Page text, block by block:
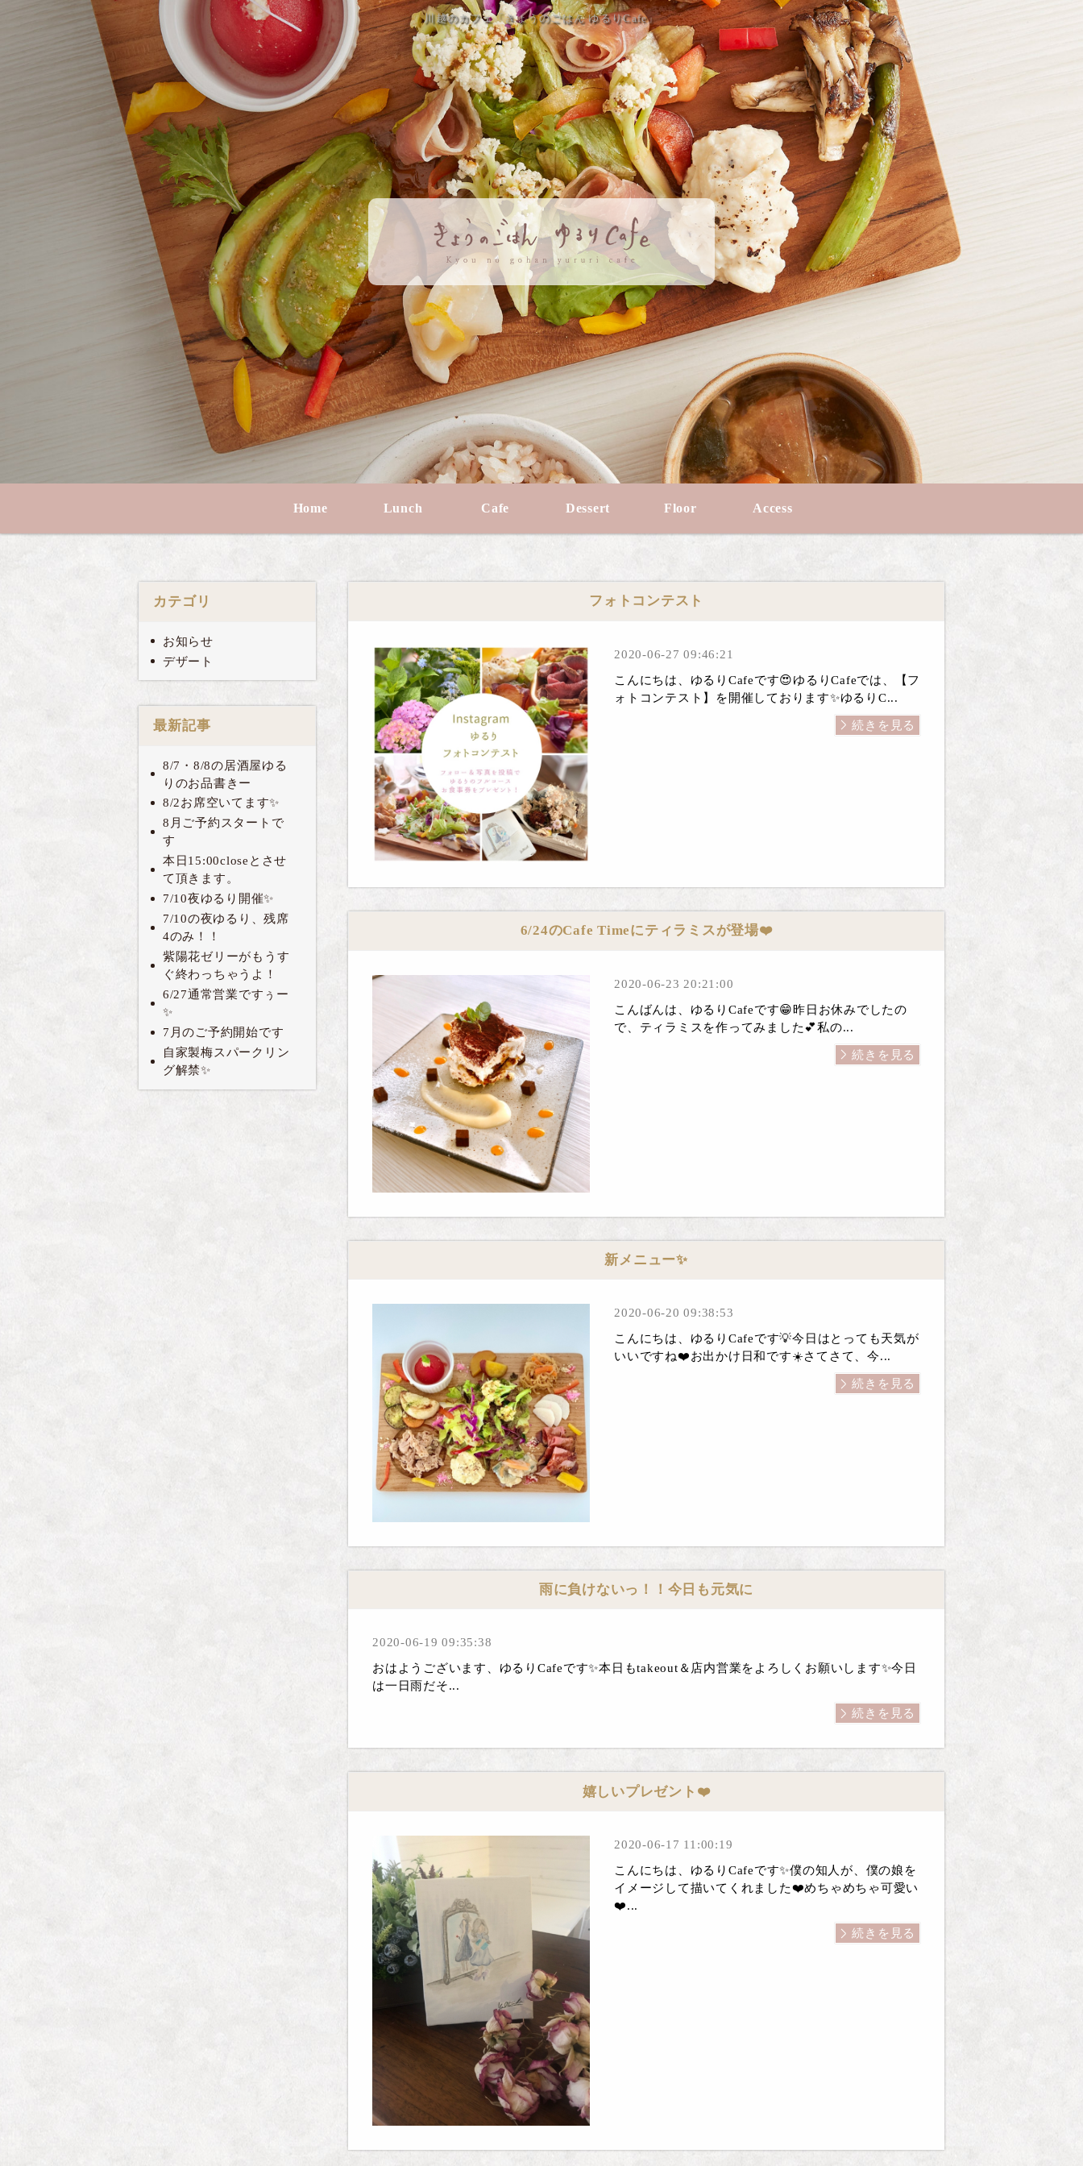
川越のカフェ「きょうのごはん ゆるりCafe」
Home Lunch Cafe Dessert Floor Access
カテゴリ
お知らせ
デザート
最新記事
8/7・8/8の居酒屋ゆる
りのお品書きー
8/2お席空いてます✨
8月ご予約スタートで
す
本日15:00closeとさせ
て頂きます。
7/10夜ゆるり開催✨
7/10の夜ゆるり、残席
4のみ！！
紫陽花ゼリーがもうす
ぐ終わっちゃうよ！
6/27通常営業ですぅー
✨
7月のご予約開始です
自家製梅スパークリン
グ解禁✨
フォトコンテスト
2020-06-27 09:46:21
こんにちは、ゆるりCafeです😍ゆるりCafeでは、【フ
ォトコンテスト】を開催しております✨ゆるりC...
続きを見る
6/24のCafe Timeにティラミスが登場❤️
2020-06-23 20:21:00
こんばんは、ゆるりCafeです😁昨日お休みでしたの
で、ティラミスを作ってみました💕私の...
続きを見る
新メニュー✨
2020-06-20 09:38:53
こんにちは、ゆるりCafeです💡今日はとっても天気が
いいですね❤️お出かけ日和です☀️さてさて、今...
続きを見る
雨に負けないっ！！今日も元気に
2020-06-19 09:35:38
おはようございます、ゆるりCafeです✨本日もtakeout＆店内営業をよろしくお願いします✨今日
は一日雨だそ...
続きを見る
嬉しいプレゼント❤️
2020-06-17 11:00:19
こんにちは、ゆるりCafeです✨僕の知人が、僕の娘を
イメージして描いてくれました❤️めちゃめちゃ可愛い
❤️...
続きを見る